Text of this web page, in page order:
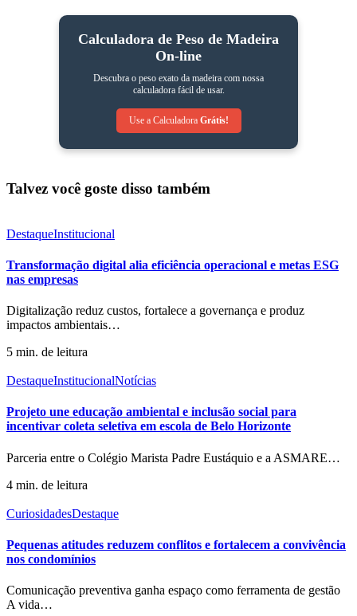
Calculadora de Peso de Madeira
On-line
Descubra o peso exato da madeira com nossa
calculadora fácil de usar.
Use a Calculadora Grátis!
Talvez você goste disso também
DestaqueInstitucional
Transformação digital alia eficiência operacional e metas ESG
nas empresas
Digitalização reduz custos, fortalece a governança e produz
impactos ambientais…
5 min. de leitura
DestaqueInstitucionalNotícias
Projeto une educação ambiental e inclusão social para
incentivar coleta seletiva em escola de Belo Horizonte
Parceria entre o Colégio Marista Padre Eustáquio e a ASMARE…
4 min. de leitura
CuriosidadesDestaque
Pequenas atitudes reduzem conflitos e fortalecem a convivência
nos condomínios
Comunicação preventiva ganha espaço como ferramenta de gestão
A vida…